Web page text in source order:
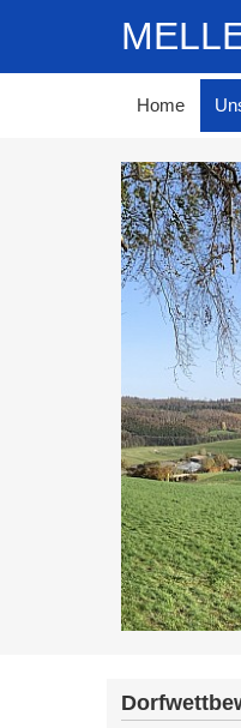
Home